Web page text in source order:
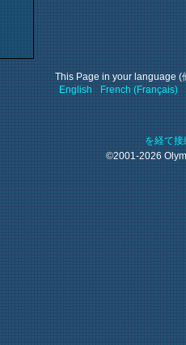
This Page in your language (
English
French (Français)
を経て
©2001-2026